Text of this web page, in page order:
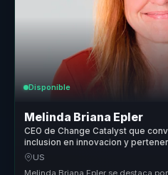
Disponible
Melinda Briana Epler
CEO de Change Catalyst que
inclusion en innovacion y
equipos.
US